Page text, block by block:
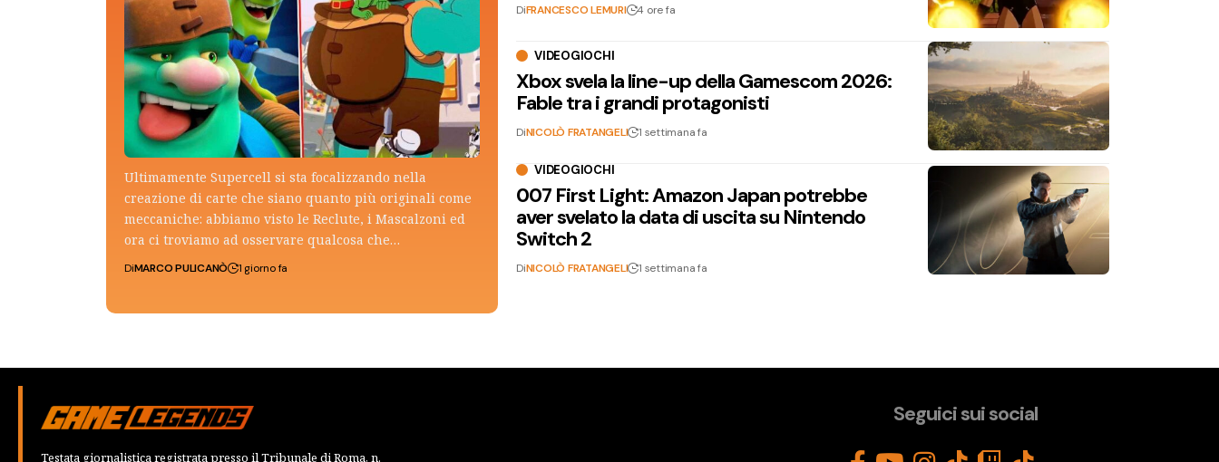
Ultimamente Supercell si sta focalizzando nella
creazione di carte che siano quanto più originali come
meccaniche: abbiamo visto le Reclute, i Mascalzoni ed
ora ci troviamo ad osservare qualcosa che…
DiMARCO PULICANÒ 1 giorno fa
DiFRANCESCO LEMURI 4 ore fa
VIDEOGIOCHI
Xbox svela la line-up della Gamescom 2026:
Fable tra i grandi protagonisti
DiNICOLÒ FRATANGELI 1 settimana fa
VIDEOGIOCHI
007 First Light: Amazon Japan potrebbe
aver svelato la data di uscita su Nintendo
Switch 2
DiNICOLÒ FRATANGELI 1 settimana fa
Testata giornalistica registrata presso il Tribunale di Roma, n.
Seguici sui social